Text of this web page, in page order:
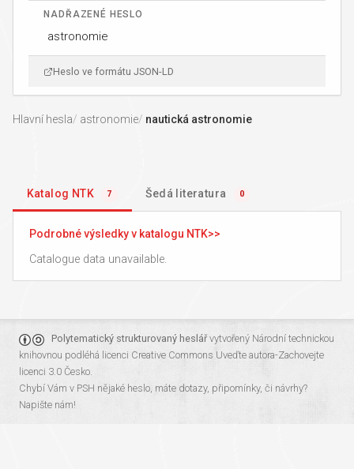
NADŘAZENÉ HESLO
astronomie
Heslo ve formátu JSON-LD
Hlavní hesla astronomie nautická astronomie
Katalog NTK 7 Šedá literatura 0
Podrobné výsledky v katalogu NTK
Catalogue data unavailable.
Polytematický strukturovaný heslářvytvořený Národní technickou
knihovnou podléhá licenci Creative Commons Uveďte autora-Zachovejte
licenci 3.0 Česko.
Chybí Vám v PSH nějaké heslo, máte dotazy, připomínky, či návrhy?
Napište nám!